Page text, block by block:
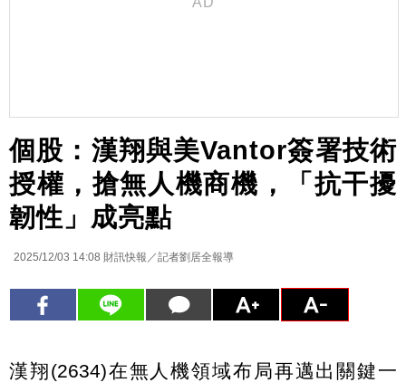
個股：漢翔與美Vantor簽署技術
授權，搶無人機商機，「抗干擾
韌性」成亮點
2025/12/03 14:08 財訊快報／記者劉居全報導
漢翔(2634)在無人機領域布局再邁出關鍵一